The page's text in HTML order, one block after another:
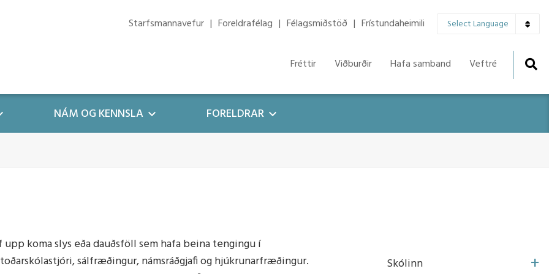
Starfsmannavefur Foreldrafélag Félagsmiðstöð Frístundaheimili Select Language
Fréttir Viðburðir Hafa samband Veftré
NÁM OG KENNSLA FORELDRAR
koma slys eða dauðsföll sem hafa beina tengingu í
sálfræðingur, námsráðgjafi og hjúkrunarfræðingur.
Skólinn